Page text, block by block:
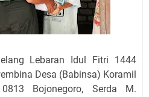
Lebaran Idul Fitri 1444
Desa (Babinsa) Koramil
Bojonegoro, Serda M.